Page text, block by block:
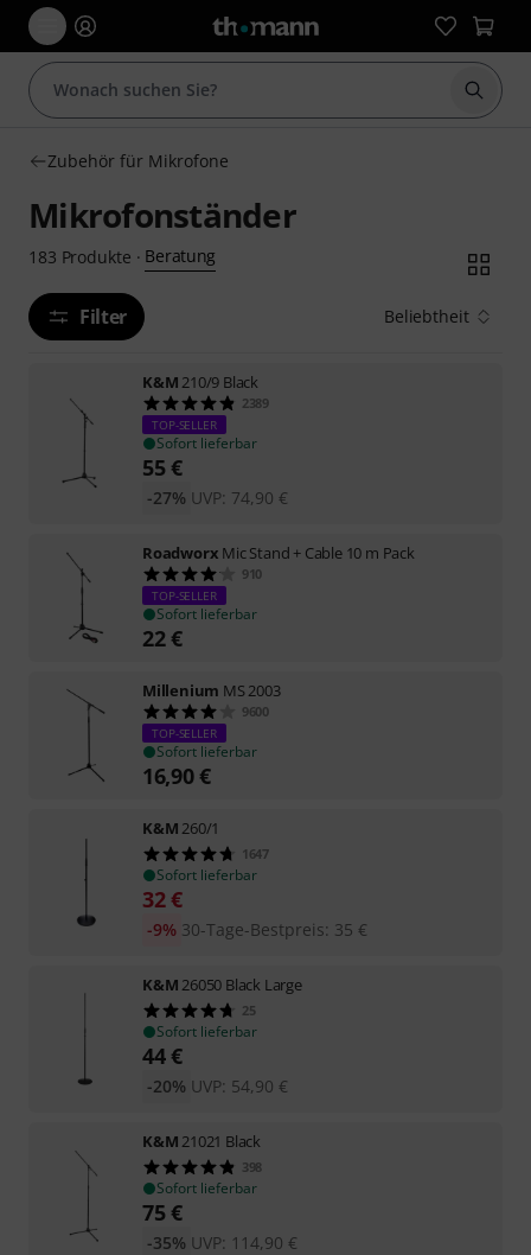
Suche
Zubehör für Mikrofone
Mikrofonständer
183 Produkte · Beratung
Filter Beliebtheit
K&M 210/9 Black
2389
TOP-SELLER
Sofort lieferbar
55€
UVP: 74,90 €
-27%
Roadworx Mic Stand + Cable 10 m Pack
910
TOP-SELLER
Sofort lieferbar
22€
Millenium MS 2003
9600
TOP-SELLER
Sofort lieferbar
16,90€
K&M 260/1
1647
Sofort lieferbar
32€
30-Tage-Bestpreis: 35 €
-9%
K&M 26050 Black Large
25
Sofort lieferbar
44€
UVP: 54,90 €
-20%
K&M 21021 Black
398
Sofort lieferbar
75€
UVP: 114,90 €
-35%